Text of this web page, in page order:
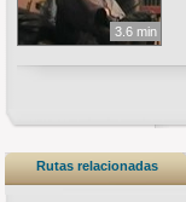
3.6 min
Rutas relacionadas